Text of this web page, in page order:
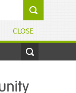
CLOSE